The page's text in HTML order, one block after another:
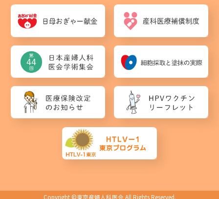
Copyright ©東京産婦人科医会 All Rights Reserved.